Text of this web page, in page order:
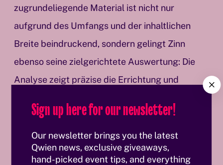
zugrundeliegende Material ist nicht nur
aufgrund des Umfangs und der inhaltlichen
Breite beindruckend, sondern gelingt Zinn
ebenso seine zielgerichtete Auswertung: Die
Analyse zeigt präzise die Errichtung und
homosexuellen Nationalsozialisten. Der Autor
beschreibt die Studie in einigen einführenden
Bemerkungen ihrerseits als „historisches
C
l
Sign up here for our newsletter!
Our newsletter brings you the latest
Qwien news, exclusive giveaways,
hand-picked event tips, and everything